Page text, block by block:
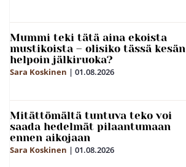
Mummi teki tätä aina ekoista
mustikoista – olisiko tässä kesän
helpoin jälkiruoka?
Sara Koskinen | 01.08.2026
Mitättömältä tuntuva teko voi
saada hedelmät pilaantumaan
ennen aikojaan
Sara Koskinen | 01.08.2026